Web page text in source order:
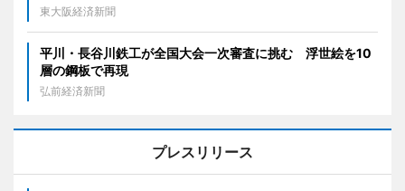
東大阪経済新聞
平川・長谷川鉄工が全国大会一次審査に挑む 浮世絵を10
層の鋼板で再現
弘前経済新聞
プレスリリース